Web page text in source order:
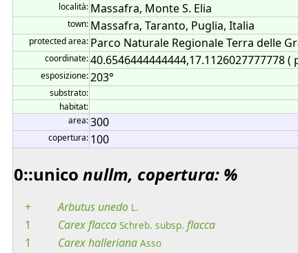
località: Massafra, Monte S. Elia
town: Massafra, Taranto, Puglia, Italia
protected area: Parco Naturale Regionale Terra delle
coordinate:40.6546444444444,17.1126027777778
esposizione:203°
substrato:
habitat:
area:300
copertura: 100
0::unico nullm, copertura: %
+ Arbutus unedo L.
1 Carexflacca Schreb. subsp. flacca
1
Carexhalleriana Asso